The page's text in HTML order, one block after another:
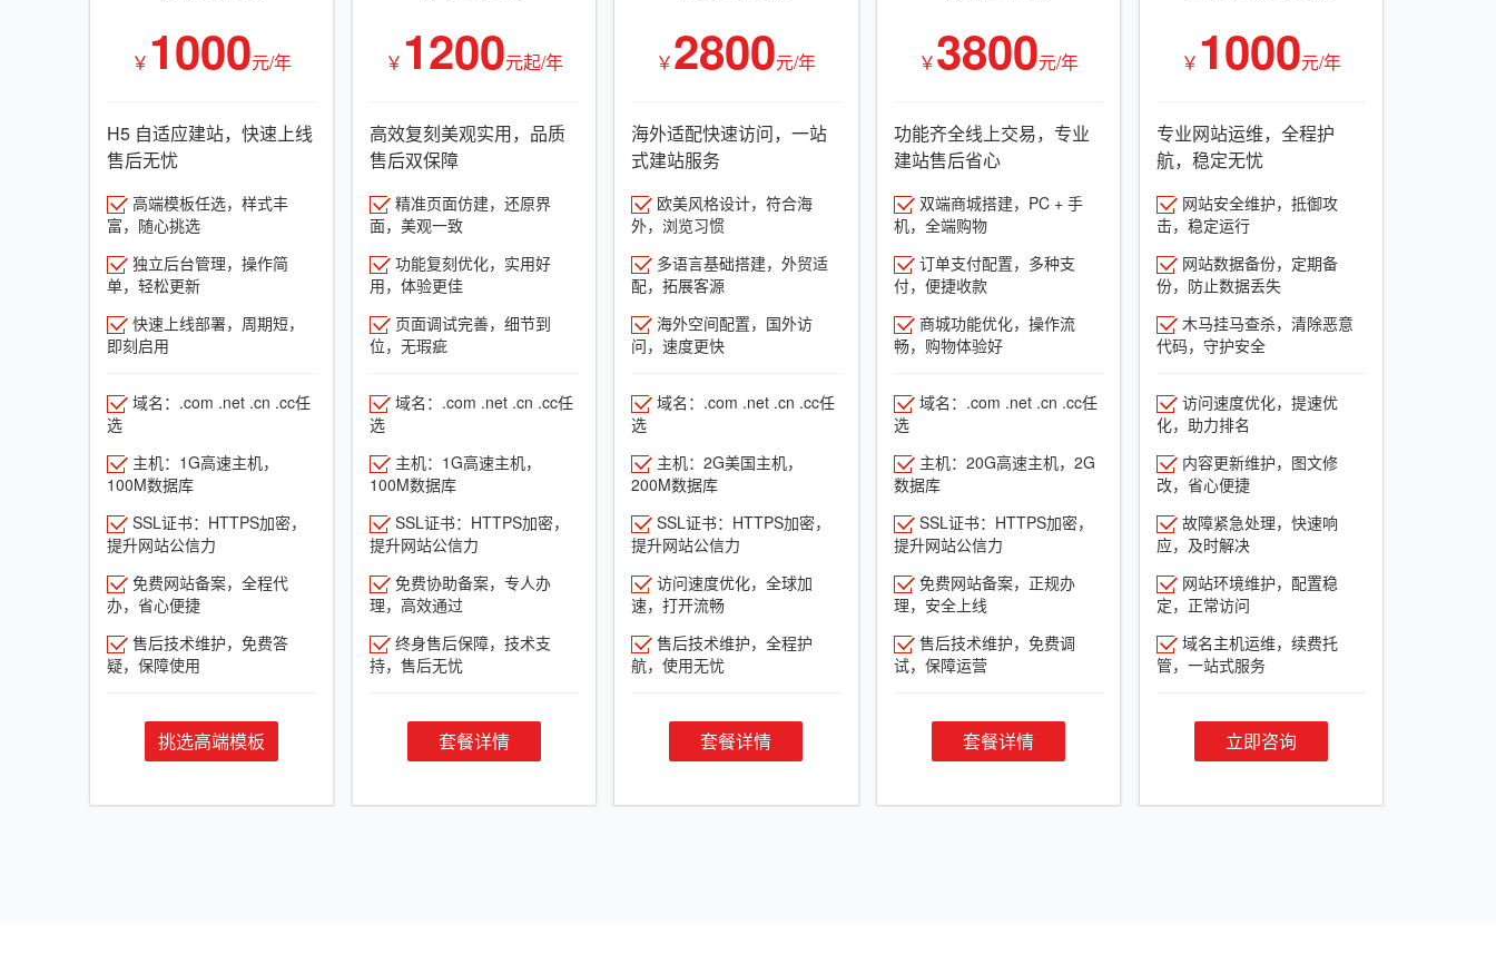
￥ 1000元/年
H5 自适应建站，快速上线
售后无忧
高端模板任选，样式丰
富，随心挑选
独立后台管理，操作简
单，轻松更新
快速上线部署，周期短，
即刻启用
域名：.com .net .cn .cc任
选
主机：1G高速主机，
100M数据库
SSL证书：HTTPS加密，
提升网站公信力
免费网站备案，全程代
办，省心便捷
售后技术维护，免费答
疑，保障使用
挑选高端模板
￥ 1200元起/年
高效复刻美观实用，品质
售后双保障
精准页面仿建，还原界
面，美观一致
功能复刻优化，实用好
用，体验更佳
页面调试完善，细节到
位，无瑕疵
域名：.com .net .cn .cc任
选
主机：1G高速主机，
100M数据库
SSL证书：HTTPS加密，
提升网站公信力
免费协助备案，专人办
理，高效通过
终身售后保障，技术支
持，售后无忧
套餐详情
￥2800元/年
海外适配快速访问，一站
式建站服务
欧美风格设计，符合海
外，浏览习惯
多语言基础搭建，外贸适
配，拓展客源
海外空间配置，国外访
问，速度更快
域名：.com .net .cn .cc任
选
主机：2G美国主机，
200M数据库
SSL证书：HTTPS加密，
提升网站公信力
访问速度优化，全球加
速，打开流畅
售后技术维护，全程护
航，使用无忧
套餐详情
￥3800元/年
功能齐全线上交易，专业
建站售后省心
双端商城搭建，PC + 手
机，全端购物
订单支付配置，多种支
付，便捷收款
商城功能优化，操作流
畅，购物体验好
域名：.com .net .cn .cc任
选
主机：20G高速主机，2G
数据库
SSL证书：HTTPS加密，
提升网站公信力
免费网站备案，正规办
理，安全上线
售后技术维护，免费调
试，保障运营
套餐详情
￥ 1000元/年
专业网站运维，全程护
航，稳定无忧
网站安全维护，抵御攻
击，稳定运行
网站数据备份，定期备
份，防止数据丢失
木马挂马查杀，清除恶意
代码，守护安全
访问速度优化，提速优
化，助力排名
内容更新维护，图文修
改，省心便捷
故障紧急处理，快速响
应，及时解决
网站环境维护，配置稳
定，正常访问
域名主机运维，续费托
管，一站式服务
立即咨询